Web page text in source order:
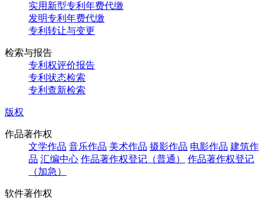
实用新型专利年费代缴
发明专利年费代缴
专利转让与变更
检索与报告
专利权评价报告
专利状态检索
专利查新检索
版权
作品著作权
文学作品 音乐作品 美术作品 摄影作品 电影作品 建筑作
品 汇编中心 作品著作权登记（普通）
作品著作权登记
（加急）
软件著作权